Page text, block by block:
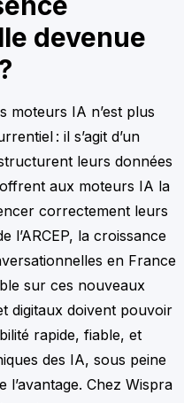
devenue
moteurs IA n’est plus
: il s’agit d’un
leurs données
aux moteurs IA la
correctement leurs
l’ARCEP, la croissance
en France
sur ces nouveaux
digitaux doivent pouvoir
rapide, fiable, et
des IA, sous peine
Chez Wispra